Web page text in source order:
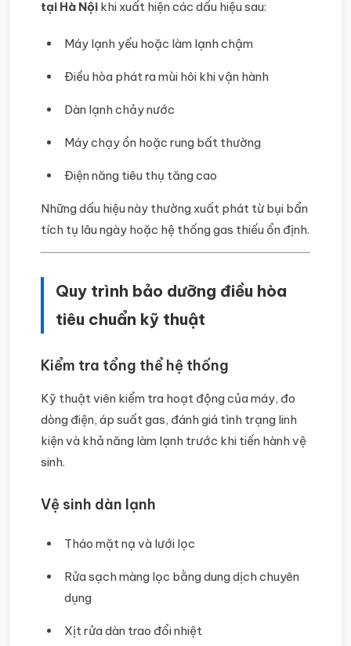
tại Hà Nội khi xuất hiện các dấu hiệu sau:
Máy lạnh yếu hoặc làm lạnh chậm
Điều hòa phát ra mùi hôi khi vận hành
Dàn lạnh chảy nước
Máy chạy ồn hoặc rung bất thường
Điện năng tiêu thụ tăng cao
Những dấu hiệu này thường xuất phát từ bụi bẩn
tích tụ lâu ngày hoặc hệ thống gas thiếu ổn định.
Quy trình bảo dưỡng điều hòa
tiêu chuẩn kỹ thuật
Kiểm tra tổng thể hệ thống
Kỹ thuật viên kiểm tra hoạt động của máy, đo
dòng điện, áp suất gas, đánh giá tình trạng linh
kiện và khả năng làm lạnh trước khi tiến hành vệ
sinh.
Vệ sinh dàn lạnh
Tháo mặt nạ và lưới lọc
Rửa sạch màng lọc bằng dung dịch chuyên
dụng
Xịt rửa dàn trao đổi nhiệt